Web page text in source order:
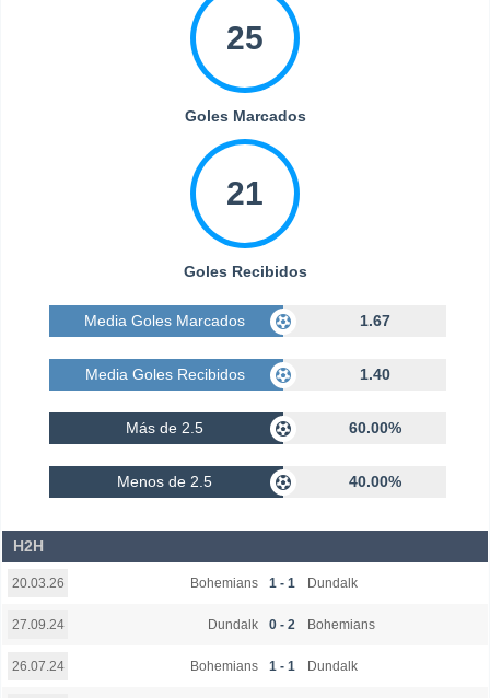
25
Goles Marcados
21
Goles Recibidos
Media Goles Marcados 1.67
Media Goles Recibidos 1.40
Más de 2.5 60.00%
Menos de 2.5 40.00%
H2H
20.03.26 Bohemians 1 - 1 Dundalk
27.09.24 Dundalk 0 - 2 Bohemians
26.07.24 Bohemians 1 - 1 Dundalk